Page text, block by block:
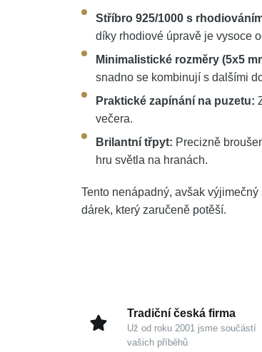
Stříbro 925/1000 s
díky rhodiové úpravě je vysoce
Minimalistické rozměry (5x5
snadno se kombinují s dalšími
Praktické zapínání na puzetu:
večera.
Brilantní třpyt: Precizně
hru světla na hranách.
Tento nenápadný, avšak
dárek, který zaručeně potěší.
Tradiční česká firma
Už od roku 2001 jsme součástí
vašich příběhů